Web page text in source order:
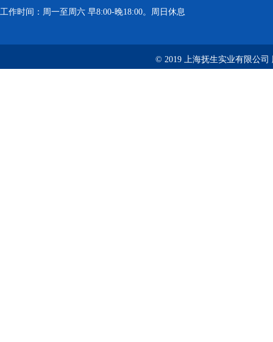
工作时间：周一至周六 早8:00-晚18:00。周日休息
© 2019 上海抚生实业有限公司